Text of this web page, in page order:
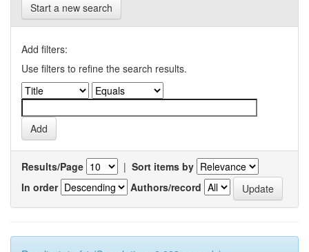
Start a new search
Add filters:
Use filters to refine the search results.
Results/Page | Sort items by
In order
Authors/record